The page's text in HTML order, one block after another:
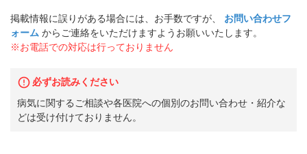
掲載情報に誤りがある場合には、お手数ですが、
お問い合わせフ
ォーム からご連絡をいただけますようお願いいたします。
※お電話での対応は行っておりません
必ずお読みください
病気に関するご相談や各医院への個別のお問い合わせ・紹介な
どは受け付けておりません。